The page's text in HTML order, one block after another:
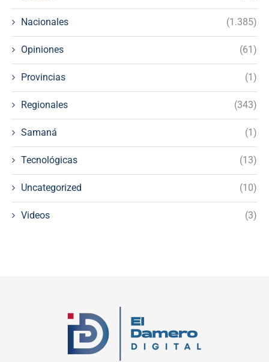
Nacionales (1.385)
Opiniones (61)
Provincias (1)
Regionales (343)
Samaná (1)
Tecnológicas (13)
Uncategorized (10)
Videos (3)